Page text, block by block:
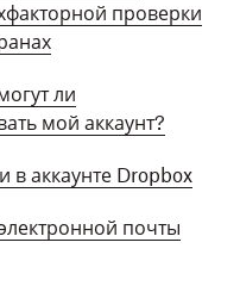
проверки
ли
мой аккаунт?
аккаунте Dropbox
почты